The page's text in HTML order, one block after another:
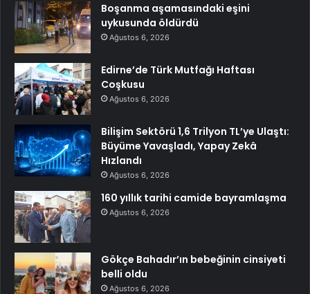
Boşanma aşamasındaki eşini
uykusunda öldürdü
Ağustos 6, 2026
Edirne’de Türk Mutfağı Haftası
Coşkusu
Ağustos 6, 2026
Bilişim Sektörü 1,6 Trilyon TL’ye Ulaştı:
Büyüme Yavaşladı, Yapay Zekâ
Hızlandı
Ağustos 6, 2026
160 yıllık tarihi camide bayramlaşma
Ağustos 6, 2026
Gökçe Bahadır’ın bebeğinin cinsiyeti
belli oldu
Ağustos 6, 2026